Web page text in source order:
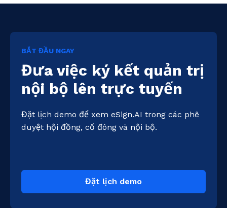
BẮT ĐẦU NGAY
Đưa việc ký kết quản trị
nội bộ lên trực tuyến
Đặt lịch demo để xem eSign.AI trong các phê
duyệt hội đồng, cổ đông và nội bộ.
Đặt lịch demo